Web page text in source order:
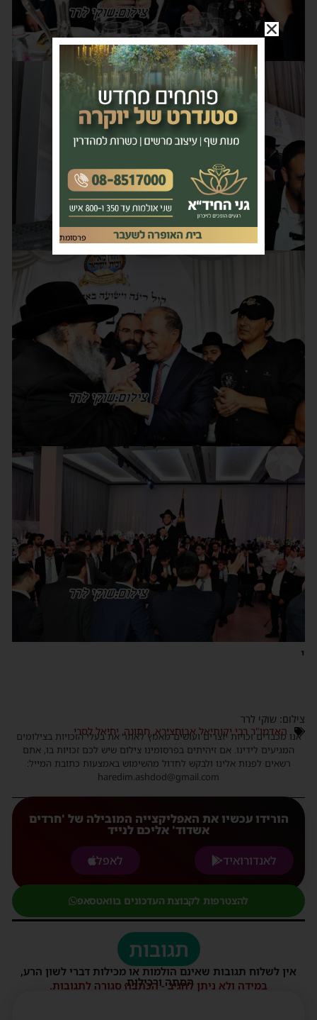
י
צילום: שוקי לרר
האדמו"ר רבי יקותיאל אבוחצירא,חתונה, יחיאל לסרי
אנו מכבדים זכויות יוצרים ועושים מאמץ לאתר את בעלי הזכויות בצילומים
המגיעים לידינו. אם זיהיתים בפרסומינו צילום שיש לכם זכויות בו, אתם
רשאים לפנות אלינו ולבקש לחדול מהשימוש באמצעות כתובת המייל:
haredim.ashdod@gmail.com
הורידו עכשיו את האפליקצייה המובילה של 'חרדים
אשדוד' אליכם לנייד
לאנדורואיד
לאפל
להצטרפות לקבוצת העדכונים בוואטסאפ
תגובות
אין לשלוח תגובות שאינם הולמות או מכילות דברי לשון הרע,
הסתה ורכילות.
במידה ולא ניתן להגיב - הכתבה סגורה לתגובות.
פרסומת